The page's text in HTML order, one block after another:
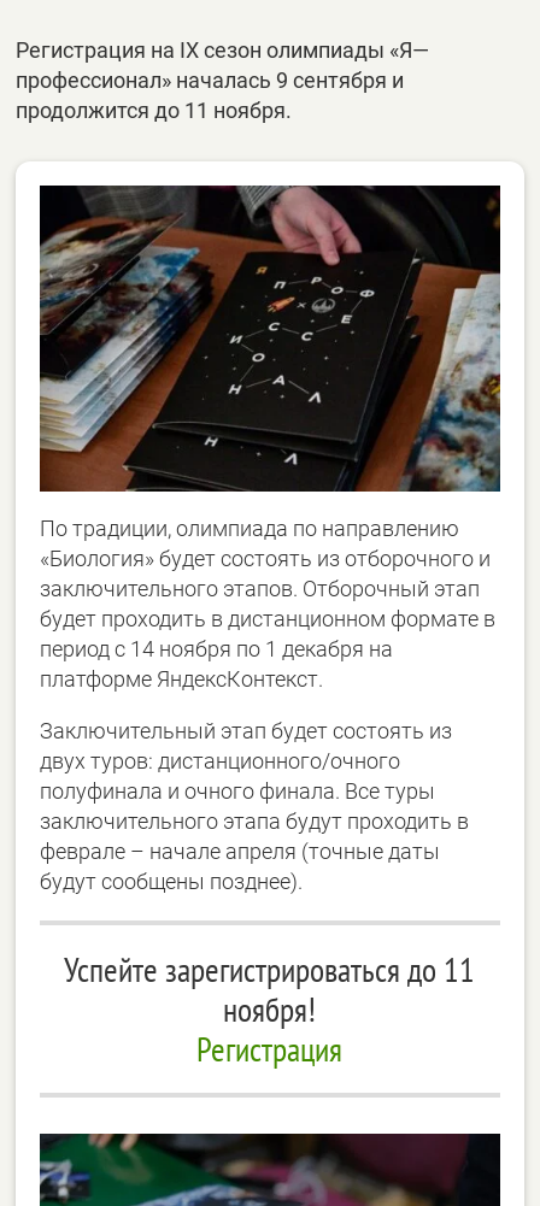
Регистрация на IX сезон олимпиады «Я—
профессионал» началась 9 сентября и
продолжится до 11 ноября.
По традиции, олимпиада по направлению
«Биология» будет состоять из отборочного и
заключительного этапов. Отборочный этап
будет проходить в дистанционном формате в
период с 14 ноября по 1 декабря на
платформе ЯндексКонтекст.
Заключительный этап будет состоять из
двух туров: дистанционного/очного
полуфинала и очного финала. Все туры
заключительного этапа будут проходить в
феврале – начале апреля (точные даты
будут сообщены позднее).
Успейте зарегистрироваться до 11
ноября!
Регистрация